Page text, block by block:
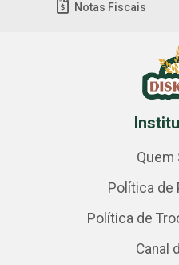
Notas Fiscais
Quem
Política de
Política de
Canal